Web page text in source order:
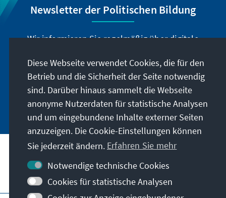
Newsletter der Politischen Bildung
Wir informieren Sie regelmäßig über digitale
Politischen Bildung der Stiftung in unserem
Newsletter.
Jetzt abonnieren
Besuchen Sie auch
Diese Webseite verwendet Cookies, die für den
Betrieb und die Sicherheit der Seite notwendig
sind. Darüber hinaus sammelt die Webseite
anonyme Nutzerdaten für statistische Analysen
und um eingebundene Inhalte externer Seiten
anzuzeigen. Die Cookie-Einstellungen können
Sie jederzeit ändern. Erfahren Sie mehr
Notwendige technische Cookies
Cookies für statistische Analysen